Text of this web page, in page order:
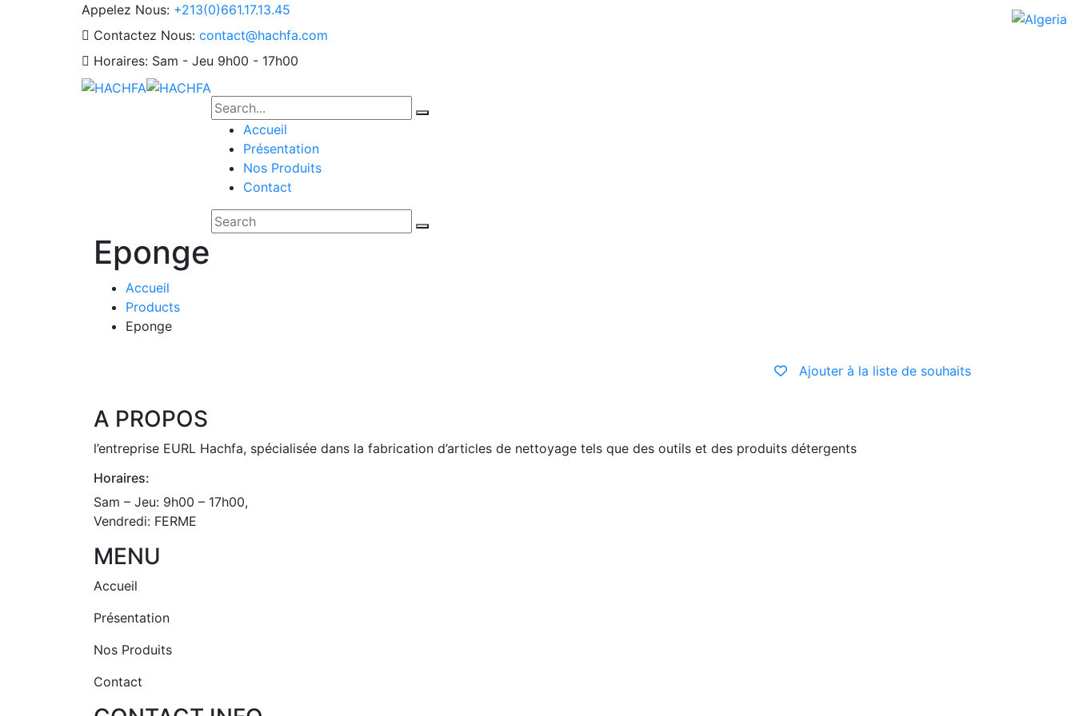
Appelez Nous: +213(0)661.17.13.45
Contactez Nous: contact@hachfa.com
Horaires: Sam - Jeu 9h00 - 17h00
Accueil
Présentation
Nos Produits
Contact
Eponge
Accueil
Products
Eponge
Ajouter à la liste de souhaits
A PROPOS
l’entreprise EURL Hachfa, spécialisée dans la fabrication d’articles de nettoyage tels que des outils et des produits détergents
Horaires:
Sam – Jeu: 9h00 – 17h00,
Vendredi: FERME
MENU
Accueil
Présentation
Nos Produits
Contact